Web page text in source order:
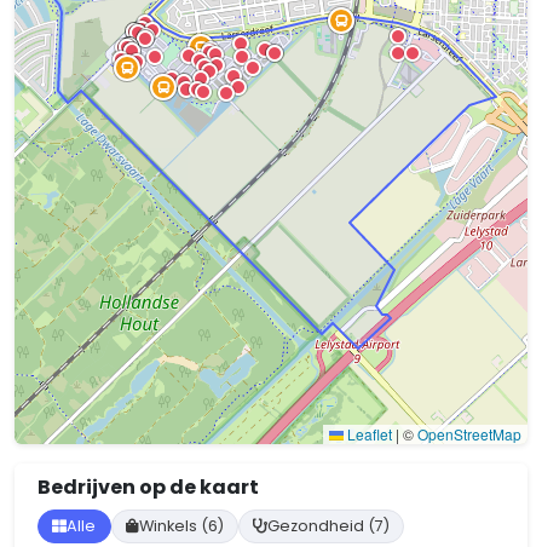
Leaflet | ©OpenStreetMap
Bedrijven op de kaart
Alle Winkels (6)
Gezondheid (7)